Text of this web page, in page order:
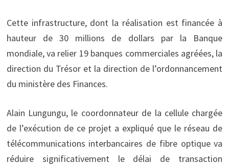
Cette infrastructure, dont la réalisation est financée à
hauteur de 30 millions de dollars par la Banque
mondiale, va relier 19 banques commerciales agréées, la
direction du Trésor et la direction de l’ordonnancement
du ministère des Finances.
Alain Lungungu, le coordonnateur de la cellule chargée
de l’exécution de ce projet a expliqué que le réseau de
télécommunications interbancaires de fibre optique va
réduire significativement le délai de transaction